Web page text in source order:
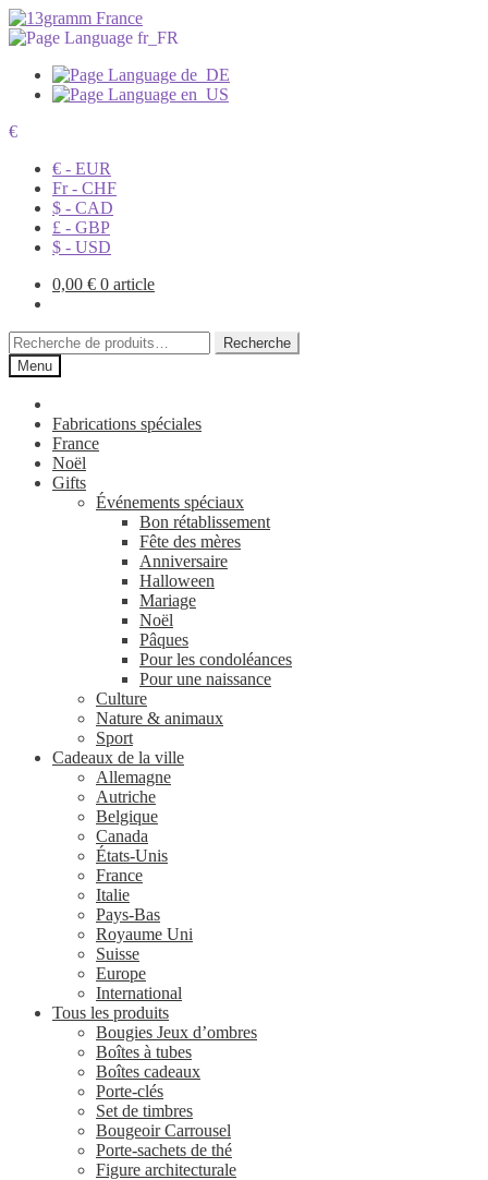
€
€ - EUR
Fr - CHF
$ - CAD
£ - GBP
$ - USD
0,00 € 0 article
Recherche
pour :
Recherche
Menu
Fabrications spéciales
France
Noël
Gifts
Événements spéciaux
Bon rétablissement
Fête des mères
Anniversaire
Halloween
Mariage
Noël
Pâques
Pour les condoléances
Pour une naissance
Culture
Nature & animaux
Sport
Cadeaux de la ville
Allemagne
Autriche
Belgique
Canada
États-Unis
France
Italie
Pays-Bas
Royaume Uni
Suisse
Europe
International
Tous les produits
Bougies Jeux d’ombres
Boîtes à tubes
Boîtes cadeaux
Porte-clés
Set de timbres
Bougeoir Carrousel
Porte-sachets de thé
Figure architecturale